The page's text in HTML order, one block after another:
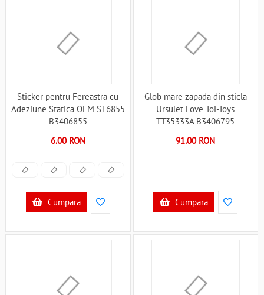
Sticker pentru Fereastra cu
Adeziune Statica OEM ST6855
B3406855
6.00 RON
Cumpara
Glob mare zapada din sticla
Ursulet Love Toi-Toys
TT35333A B3406795
91.00 RON
Cumpara